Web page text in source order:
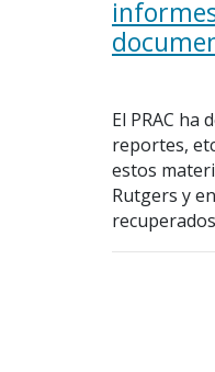
El PRAC
reportes,
estos
Rutgers y